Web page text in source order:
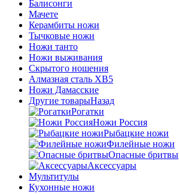
Балисонги
Мачете
Керамбиты ножи
Тычковые ножи
Ножи танто
Ножи выживания
Скрытого ношения
Алмазная сталь ХВ5
Ножи Дамасские
Другие товарыНазад
Рогатки
Ножи Россия
Рыбацкие ножи
Филейные ножи
Опасные бритвы
Аксессуары
Мультитулы
Кухонные ножи